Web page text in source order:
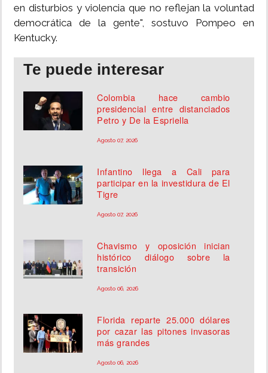
en disturbios y violencia que no reflejan la voluntad
democrática de la gente", sostuvo Pompeo en
Kentucky.
Te puede interesar
Colombia hace cambio
presidencial entre distanciados
Petro y De la Espriella
Agosto 07, 2026
Infantino llega a Cali para
participar en la investidura de El
Tigre
Agosto 07, 2026
Chavismo y oposición inician
histórico diálogo sobre la
transición
Agosto 06, 2026
Florida reparte 25.000 dólares
por cazar las pitones invasoras
más grandes
Agosto 06, 2026